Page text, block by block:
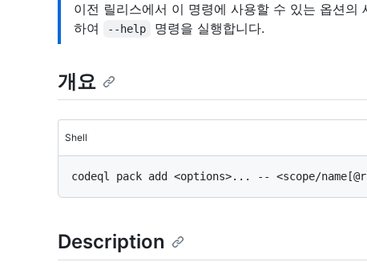
이전 릴리스에서 이 명령에 사용할 수 있는 옵션의
하여
--help 명령을 실행합니다.
개요
Shell
Description